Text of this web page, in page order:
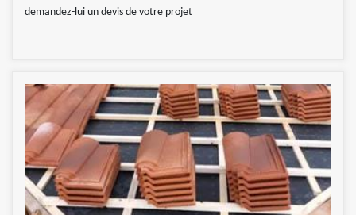
demandez-lui un devis de votre projet